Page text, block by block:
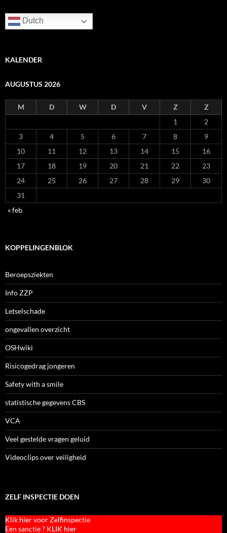
Dutch
KALENDER
AUGUSTUS 2026
M D W D V Z
Z
1
2
3
4 5 6 7 8
9
10
11 12 13 14 15
16
17
18 19 20 21 22
23
24
25 26 27 28 29
30
31
« feb
KOPPELINGENBLOK
Beroepsziekten
Info ZZP
Letselschade
ongevallen overzicht
OSHwiki
Risicogedrag jongeren
Safety with a smile
statistische gegevens CBS
VCA
Veel gestelde vragen geluid
Videoclips over veiligheid
ZELF INSPECTIE DOEN
Klik hier voor Zelfinspectie
Een sanctie ? KLIK hier